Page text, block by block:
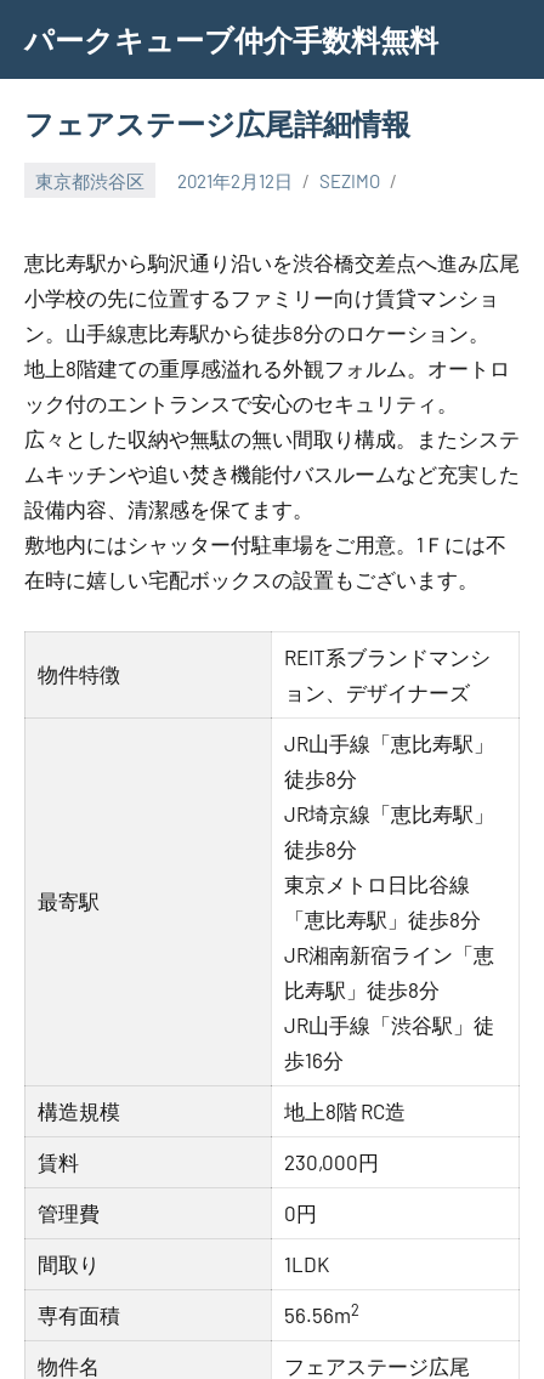
content
パークキューブ仲介手数料無料
フェアステージ広尾詳細情報
東京都渋谷区 2021年2月12日 SEZIMO
恵比寿駅から駒沢通り沿いを渋谷橋交差点へ進み広尾
小学校の先に位置するファミリー向け賃貸マンショ
ン。山手線恵比寿駅から徒歩8分のロケーション。
地上8階建ての重厚感溢れる外観フォルム。オートロ
ック付のエントランスで安心のセキュリティ。
広々とした収納や無駄の無い間取り構成。またシステ
ムキッチンや追い焚き機能付バスルームなど充実した
設備内容、清潔感を保てます。
敷地内にはシャッター付駐車場をご用意。1Ｆには不
在時に嬉しい宅配ボックスの設置もございます。
物件特徴
REIT系ブランドマンシ
ョン、デザイナーズ
最寄駅
JR山手線「恵比寿駅」
徒歩8分
JR埼京線「恵比寿駅」
徒歩8分
東京メトロ日比谷線
「恵比寿駅」徒歩8分
JR湘南新宿ライン「恵
比寿駅」徒歩8分
JR山手線「渋谷駅」徒
歩16分
構造規模 地上8階 RC造
賃料 230,000円
管理費 0円
間取り 1LDK
専有面積 56.56m2
物件名 フェアステージ広尾